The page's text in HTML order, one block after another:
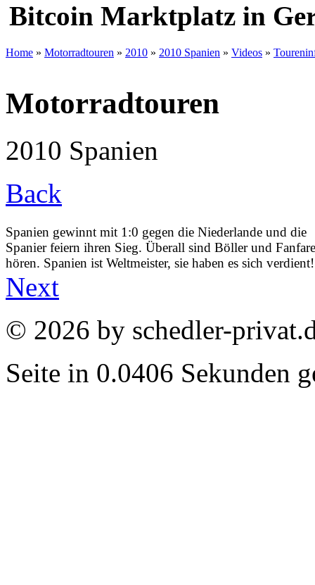
Bitcoin Marktplatz in
Home » Motorradtouren » 2010 » 2010 Spanien » Videos »
Motorradtouren
2010 Spanien
Back
Spanien gewinnt mit 1:0 gegen die Niederlande und die
Spanier feiern ihren Sieg. Überall sind Böller und
hören. Spanien ist Weltmeister, sie haben es sich verdient!
Next
© 2026 by schedler-
Seite in 0.0406 Sekunden